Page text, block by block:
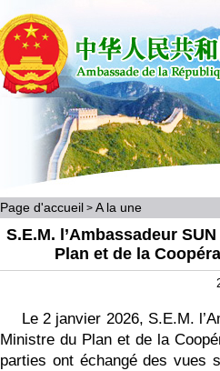
Page d'accueil > A la une
S.E.M. l’Ambassadeur
Plan et de la
Le 2 janvier 2026, S.E.M.
Ministre du Plan et de la
parties ont échangé des